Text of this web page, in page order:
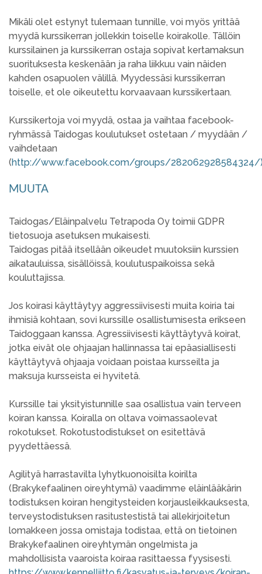
Mikäli olet estynyt tulemaan tunnille, voi myös yrittää
myydä kurssikerran jollekkin toiselle koirakolle. Tällöin
kurssilainen ja kurssikerran ostaja sopivat kertamaksun
suorituksesta keskenään ja raha liikkuu vain näiden
kahden osapuolen välillä. Myydessäsi kurssikerran
toiselle, et ole oikeutettu korvaavaan kurssikertaan.
Kurssikertoja voi myydä, ostaa ja vaihtaa facebook-
ryhmässä Taidogas koulutukset ostetaan / myydään /
vaihdetaan
(http://www.facebook.com/groups/282062928584324/
MUUTA
Taidogas/Eläinpalvelu Tetrapoda Oy toimii GDPR
tietosuoja asetuksen mukaisesti.
Taidogas pitää itsellään oikeudet muutoksiin kurssien
aikatauluissa, sisällöissä, koulutuspaikoissa sekä
kouluttajissa.
Jos koirasi käyttäytyy aggressiivisesti muita koiria tai
ihmisiä kohtaan, sovi kurssille osallistumisesta erikseen
Taidoggaan kanssa. Agressiivisesti käyttäytyvä koirat,
jotka eivät ole ohjaajan hallinnassa tai epäasiallisesti
käyttäytyvä ohjaaja voidaan poistaa kursseilta ja
maksuja kursseista ei hyvitetä.
Kurssille tai yksityistunnille saa osallistua vain terveen
koiran kanssa. Koiralla on oltava voimassaolevat
rokotukset. Rokotustodistukset on esitettävä
pyydettäessä.
Agilityä harrastavilta lyhytkuonoisilta koirilta
(Brakykefaalinen oireyhtymä) vaadimme eläinlääkärin
todistuksen koiran hengitysteiden korjausleikkauksesta,
terveystodistuksen rasitustestistä tai allekirjoitetun
lomakkeen jossa omistaja todistaa, että on tietoinen
Brakykefaalinen oireyhtymän ongelmista ja
mahdollisista vaaroista koiraa rasittaessa fyysisesti.